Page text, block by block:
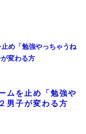
ムを止め「勉強や
男子が変わる方